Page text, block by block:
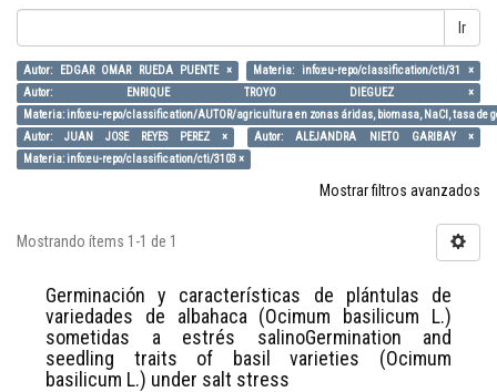
Ir
Autor: EDGAR OMAR RUEDA PUENTE ×
Materia: info:eu-repo/classification/cti/31 ×
Autor: ENRIQUE TROYO DIEGUEZ ×
Materia: info:eu-repo/classification/AUTOR/agricultura en zonas áridas, biomasa, NaCl, tasa de
Autor: JUAN JOSE REYES PEREZ ×
Autor: ALEJANDRA NIETO GARIBAY ×
Materia: info:eu-repo/classification/cti/3103 ×
Mostrar filtros avanzados
Mostrando ítems 1-1 de 1
Germinación y características de plántulas de
variedades de albahaca (Ocimum basilicum L.)
sometidas a estrés salinoGermination and
seedling traits of basil varieties (Ocimum
basilicum L.) under salt stress